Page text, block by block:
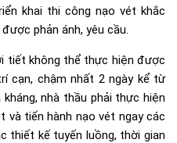
khai thi công nạo vét khắc
phản ánh, yêu cầu.
tiết không thể thực hiện được
cạn, chậm nhất 2 ngày kể từ
nhà thầu phải thực hiện
và tiến hành nạo vét ngay các
thiết kế tuyến luồng, thời gian